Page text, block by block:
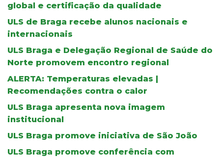
global e certificação da qualidade
ULS de Braga recebe alunos nacionais e
internacionais
ULS Braga e Delegação Regional de Saúde do
Norte promovem encontro regional
ALERTA: Temperaturas elevadas |
Recomendações contra o calor
ULS Braga apresenta nova imagem
institucional
ULS Braga promove iniciativa de São João
ULS Braga promove conferência com